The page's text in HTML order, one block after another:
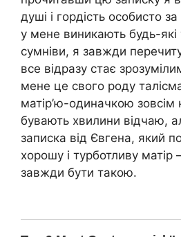
душі і гордість особисто
у мене виникають будь-які
сумніви, я завжди
все відразу стає
мене це свого роду
матір’ю-одиначкою зовсім
бувають хвилини відчаю,
записка від Євгена, який
хорошу і турботливу матір
завжди бути такою.